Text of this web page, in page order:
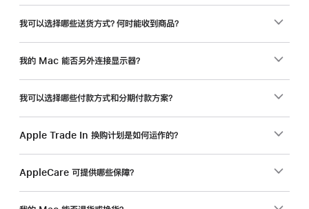
能
省
一
我可以选择哪些送货方式？何时能收到商品？
我的 Mac 能否另外连接显示器？
我可以选择哪些付款方式和分期付款方案？
Apple Trade In 换购计划是如何运作的？
AppleCare 可提供哪些保障？